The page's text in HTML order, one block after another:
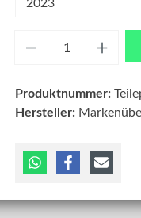
Produktnummer:
Hersteller: